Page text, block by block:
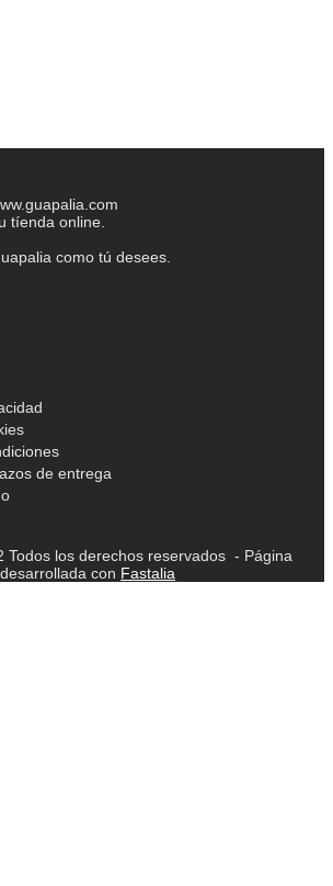
tíenda online.
como tú desees.
de entrega
Todos los derechos reservados - Página
desarrollada con Fastalia